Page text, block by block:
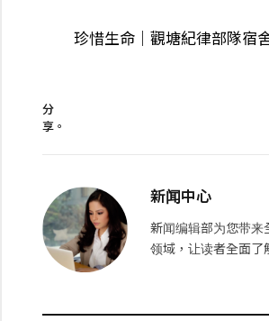
珍惜生命｜觀塘紀律部隊宿
分
享。
新闻中心
新闻编辑部为您带来
领域，让读者全面了